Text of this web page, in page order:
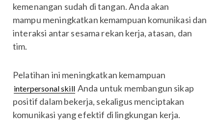
kemenangan sudah di tangan. Anda akan
mampu meningkatkan kemampuan komunikasi dan
interaksi antar sesama rekan kerja, atasan, dan
tim.
Pelatihan ini meningkatkan kemampuan
interpersonal skill Anda untuk membangun sikap
positif dalam bekerja, sekaligus menciptakan
komunikasi yang efektif di lingkungan kerja.